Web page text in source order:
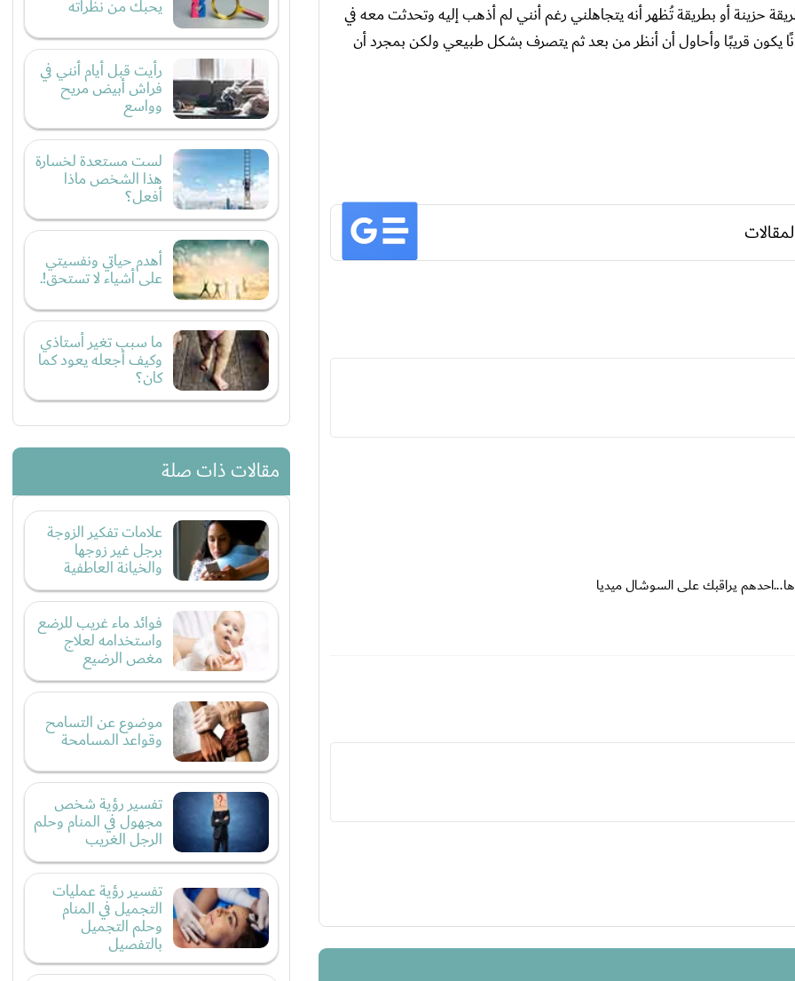
حزينة أو بطريقة تُظهر أنه يتجاهلني رغم أنني لم أذهب إليه وتحدثت معه في
يكون قريبًا وأحاول أن أنظر من بعد ثم يتصرف بشكل طبيعي ولكن بمجرد أن
يراقبك على السوشال ميديا
يحبك من نظراته
رأيت قبل أيام أنني في
فراش أبيض مريح
وواسع
لست مستعدة لخسارة
هذا الشخص ماذا
أفعل؟
أهدم حياتي ونفسيتي
على أشياء لا تستحق!.
ما سبب تغير أستاذي
وكيف أجعله يعود كما
كان؟
مقالات ذات صلة
علامات تفكير الزوجة
برجل غير زوجها
والخيانة العاطفية
فوائد ماء غريب للرضع
واستخدامه لعلاج
مغص الرضيع
موضوع عن التسامح
وقواعد المسامحة
تفسير رؤية شخص
مجهول في المنام وحلم
الرجل الغريب
تفسير رؤية عمليات
التجميل في المنام
وحلم التجميل
بالتفصيل